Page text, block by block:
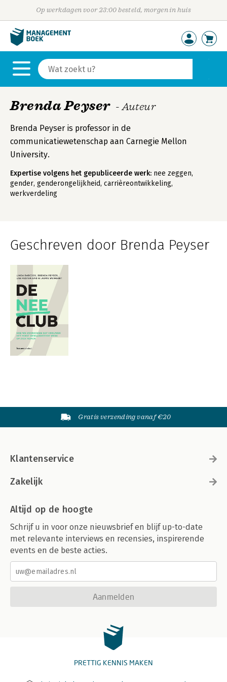
Op werkdagen voor 23:00 besteld, morgen in huis
Brenda Peyser - Auteur
Brenda Peyser is professor in de
communicatiewetenschap aan Carnegie Mellon
University.
Expertise volgens het gepubliceerde werk: nee zeggen,
gender, genderongelijkheid, carrièreontwikkeling,
werkverdeling
Geschreven door Brenda Peyser
Gratis verzending vanaf €20
Klantenservice
Zakelijk
Altijd op de hoogte
Schrijf u in voor onze nieuwsbrief en blijf up-to-date
met relevante interviews en recensies, inspirerende
events en de beste acties.
Aanmelden
PRETTIG KENNIS MAKEN